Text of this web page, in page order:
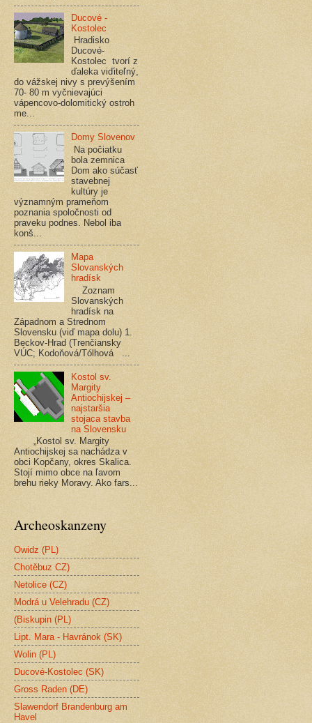
Ducové -
Kostolec
Hradisko
Ducové-
Kostolec tvorí z
ďaleka viďiteľný,
do vážskej nivy s prevýšením
70- 80 m vyčnievajúci
vápencovo-dolomitický ostroh
me...
Domy Slovenov
Na počiatku
bola zemnica
Dom ako súčasť
stavebnej
kultúry je
významným prameňom
poznania spoločnosti od
praveku podnes. Nebol iba
konš...
Mapa
Slovanských
hradísk
Zoznam
Slovanských
hradísk na
Západnom a Strednom
Slovensku (viď mapa dolu) 1.
Beckov-Hrad (Trenčiansky
VÚC; Kodoňová/Tólhová ...
Kostol sv.
Margity
Antiochijskej –
najstaršia
stojaca stavba
na Slovensku
„Kostol sv. Margity
Antiochijskej sa nachádza v
obci Kopčany, okres Skalica.
Stojí mimo obce na ľavom
brehu rieky Moravy. Ako fars...
Archeoskanzeny
Owidz (PL)
Chotěbuz CZ)
Netolice (CZ)
Modrá u Velehradu (CZ)
(Biskupin (PL)
Lipt. Mara - Havránok (SK)
Wolin (PL)
Ducové-Kostolec (SK)
Gross Raden (DE)
Slawendorf Brandenburg am
Havel